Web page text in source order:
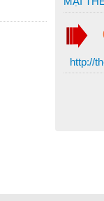
http://